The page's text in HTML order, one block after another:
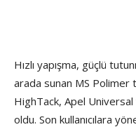
Hızlı yapışma, güçlü
arada sunan MS Polimer
HighTack, Apel Universal
oldu. Son kullanıcılara